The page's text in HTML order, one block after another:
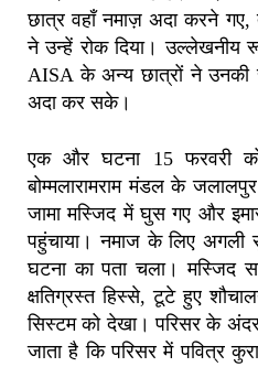
छात्र वहाँ नमाज़ अदा करने गए,
ने उन्हें रोक दिया।
AISA के अन्य छात्रों ने उनकी
अदा कर सके।
एक और घटना 15 फरवरी
बोम्मलारामराम मंडल के
जामा मस्जिद में घुस गए और
पहुंचाया। नमाज के लिए अगली
घटना का पता चला। मस्जिद
क्षतिग्रस्त हिस्से, टूटे हुए
सिस्टम को देखा। परिसर के अंदर
जाता है कि परिसर में पवित्र